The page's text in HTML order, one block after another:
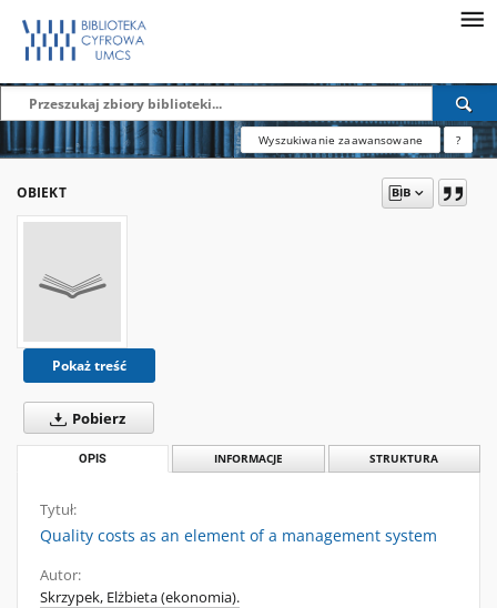
Wyszukiwanie zaawansowane ?
OBIEKT
Pokaż treść
Pobierz
OPIS INFORMACJE STRUKTURA
Tytuł:
Quality costs as an element of a management system
Autor:
Skrzypek, Elżbieta (ekonomia).